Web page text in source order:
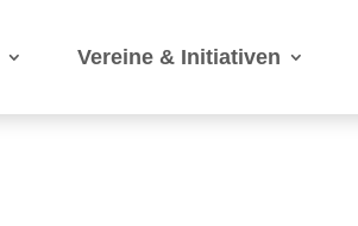
Vereine & Initiativen